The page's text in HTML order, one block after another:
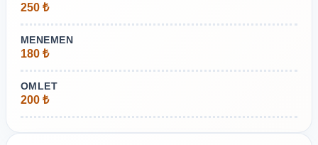
250 ₺
MENEMEN
180 ₺
OMLET
200 ₺